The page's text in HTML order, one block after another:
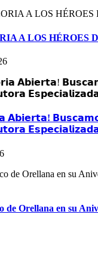
A LOS HÉROES
𝗔𝗯𝗶𝗲𝗿𝘁𝗮!
de Orellana en su